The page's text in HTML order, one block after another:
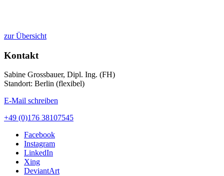
zur Übersicht
Kontakt
Sabine Grossbauer, Dipl. Ing. (FH)
Standort: Berlin (flexibel)
E-Mail schreiben
+49 (0)176 38107545
Facebook
Instagram
LinkedIn
Xing
DeviantArt